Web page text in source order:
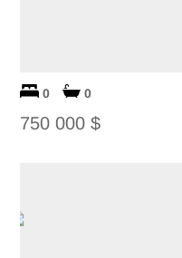
0 0
750 000 $